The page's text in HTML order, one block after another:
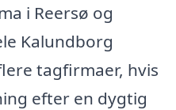
i Reersø og
Kalundborg
tagfirmaer, hvis
efter en dygtig